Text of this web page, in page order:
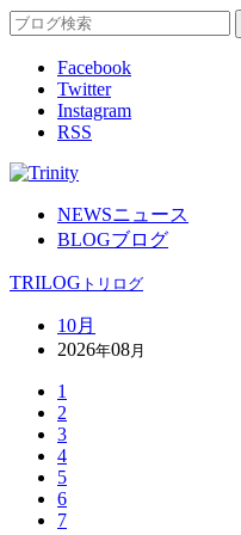
Facebook
Twitter
Instagram
RSS
NEWSニュース
BLOGブログ
TRILOG トリログ
10月
2026年08月
1
2
3
4
5
6
7